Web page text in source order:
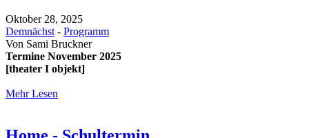
Oktober 28, 2025
Demnächst- Programm
Von Sami Bruckner
Termine November 2025
[theater I objekt]
Mehr Lesen